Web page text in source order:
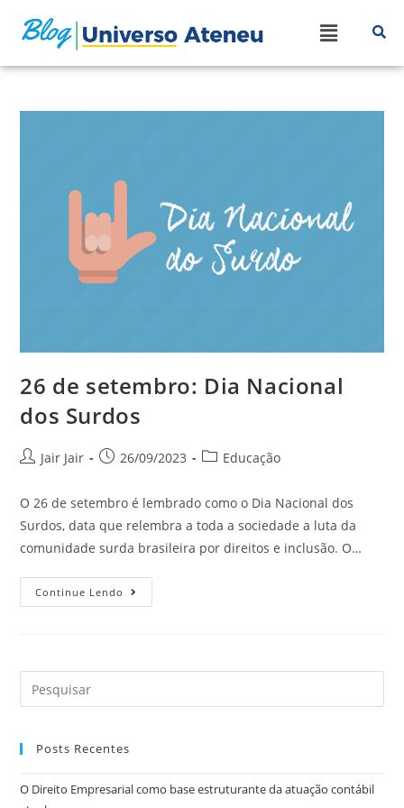
26 de setembro: Dia Nacional
dos Surdos
Jair Jair 26/09/2023 Educação
O 26 de setembro é lembrado como o Dia Nacional dos
Surdos, data que relembra a toda a sociedade a luta da
comunidade surda brasileira por direitos e inclusão. O…
Continue Lendo
Posts Recentes
O Direito Empresarial como base estruturante da atuação contábil